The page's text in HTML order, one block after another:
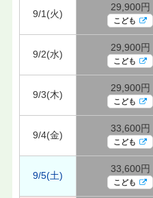
9/1(火)
29,900円
こども
9/2(水)
29,900円
こども
9/3(木)
29,900円
こども
9/4(金)
33,600円
こども
9/5(土)
33,600円
こども